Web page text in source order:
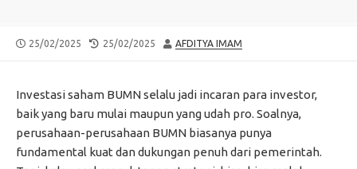
PUBLISHED
25/02/2025
LAST
25/02/2025 AUTHOR
AFDITYA IMAM
Investasi saham BUMN selalu jadi incaran para investor,
baik yang baru mulai maupun yang udah pro. Soalnya,
perusahaan-perusahaan BUMN biasanya punya
fundamental kuat dan dukungan penuh dari pemerintah.